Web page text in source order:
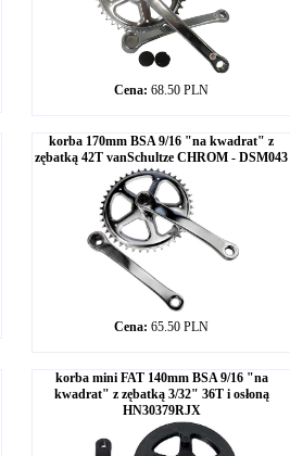
Cena: 68.50 PLN
korba 170mm BSA 9/16 "na kwadrat" z
zębatką 42T vanSchultze CHROM - DSM043
Cena: 65.50 PLN
korba mini FAT 140mm BSA 9/16 "na
kwadrat" z zębatką 3/32" 36T i osłoną
HN30379RJX